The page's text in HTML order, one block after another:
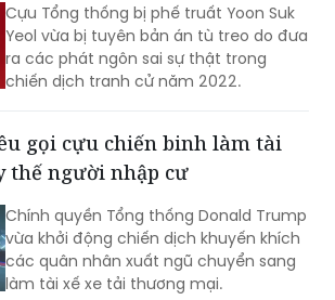
Cựu Tổng thống bị phế truất Yoon Suk
Yeol vừa bị tuyên bản án tù treo do đưa
ra các phát ngôn sai sự thật trong
chiến dịch tranh cử năm 2022.
gọi cựu chiến binh làm tài
thế người nhập cư
Chính quyền Tổng thống Donald Trump
vừa khởi động chiến dịch khuyến khích
các quân nhân xuất ngũ chuyển sang
làm tài xế xe tải thương mại.